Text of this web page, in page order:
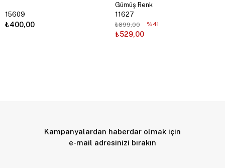
15609
₺400,00
Gümüş Renk
11627
₺529,00
₺899,00 %41
Kampanyalardan haberdar olmak için
e-mail adresinizi bırakın